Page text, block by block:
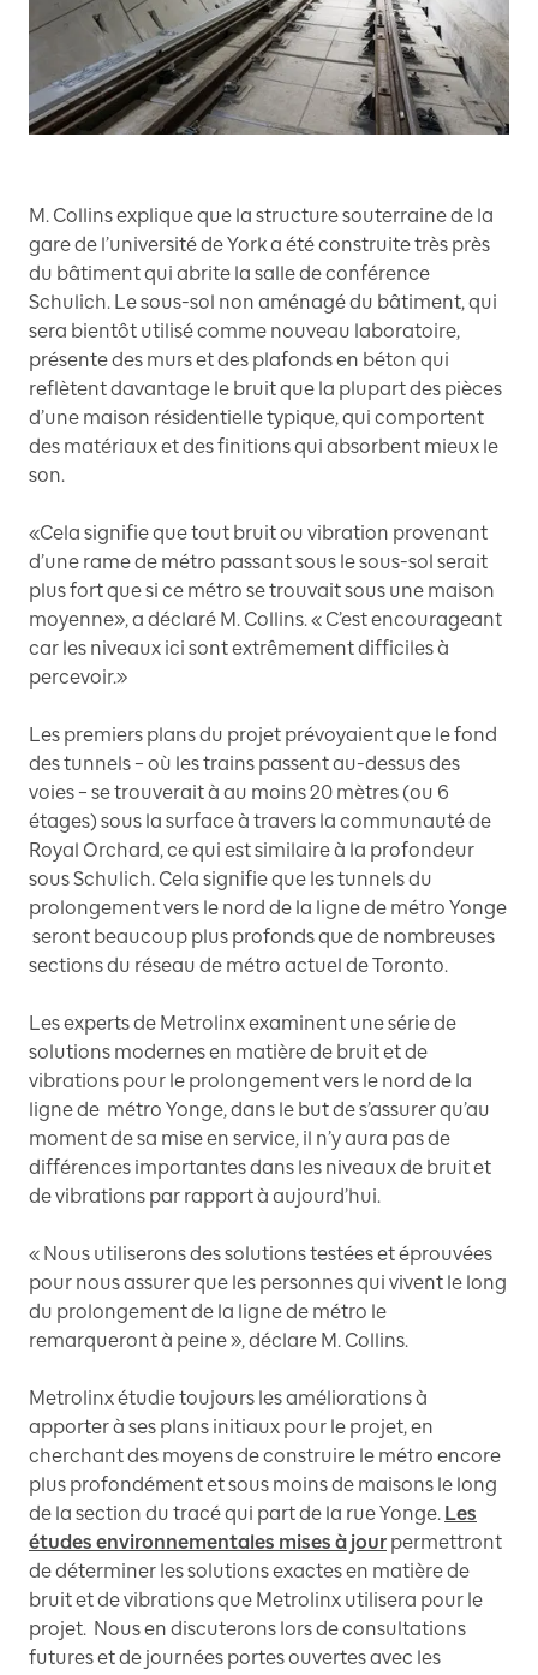
M. Collins explique que la structure souterraine de la
gare de l’université de York a été construite très près
du bâtiment qui abrite la salle de conférence
Schulich. Le sous-sol non aménagé du bâtiment, qui
sera bientôt utilisé comme nouveau laboratoire,
présente des murs et des plafonds en béton qui
reflètent davantage le bruit que la plupart des pièces
d’une maison résidentielle typique, qui comportent
des matériaux et des finitions qui absorbent mieux le
son.
«Cela signifie que tout bruit ou vibration provenant
d’une rame de métro passant sous le sous-sol serait
plus fort que si ce métro se trouvait sous une maison
moyenne», a déclaré M. Collins. « C’est encourageant
car les niveaux ici sont extrêmement difficiles à
percevoir.»
Les premiers plans du projet prévoyaient que le fond
des tunnels – où les trains passent au-dessus des
voies – se trouverait à au moins 20 mètres (ou 6
étages) sous la surface à travers la communauté de
Royal Orchard, ce qui est similaire à la profondeur
sous Schulich. Cela signifie que les tunnels du
prolongement vers le nord de la ligne de métro Yonge
seront beaucoup plus profonds que de nombreuses
sections du réseau de métro actuel de Toronto.
Les experts de Metrolinx examinent une série de
solutions modernes en matière de bruit et de
vibrations pour le prolongement vers le nord de la
ligne de métro Yonge, dans le but de s’assurer qu’au
moment de sa mise en service, il n’y aura pas de
différences importantes dans les niveaux de bruit et
de vibrations par rapport à aujourd’hui.
« Nous utiliserons des solutions testées et éprouvées
pour nous assurer que les personnes qui vivent le long
du prolongement de la ligne de métro le
remarqueront à peine », déclare M. Collins.
Metrolinx étudie toujours les améliorations à
apporter à ses plans initiaux pour le projet, en
cherchant des moyens de construire le métro encore
plus profondément et sous moins de maisons le long
de la section du tracé qui part de la rue Yonge. Les
études environnementales mises à jour permettront
de déterminer les solutions exactes en matière de
bruit et de vibrations que Metrolinx utilisera pour le
projet. Nous en discuterons lors de consultations
futures et de journées portes ouvertes avec les